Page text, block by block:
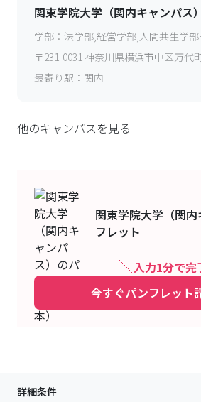
関東学院大学（関内キャンパス）
学部： 法学部,経営学部,人間共生学
〒231-0031神奈川県横浜市中区万代
最寄り駅： 関内
他のキャンパスを見る
関東学院大学（関内
フレット
入力1分で完
今すぐパンフレット
詳細条件